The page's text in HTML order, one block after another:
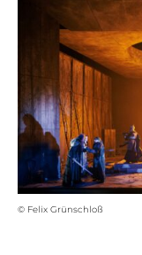
© Felix Grünschloß